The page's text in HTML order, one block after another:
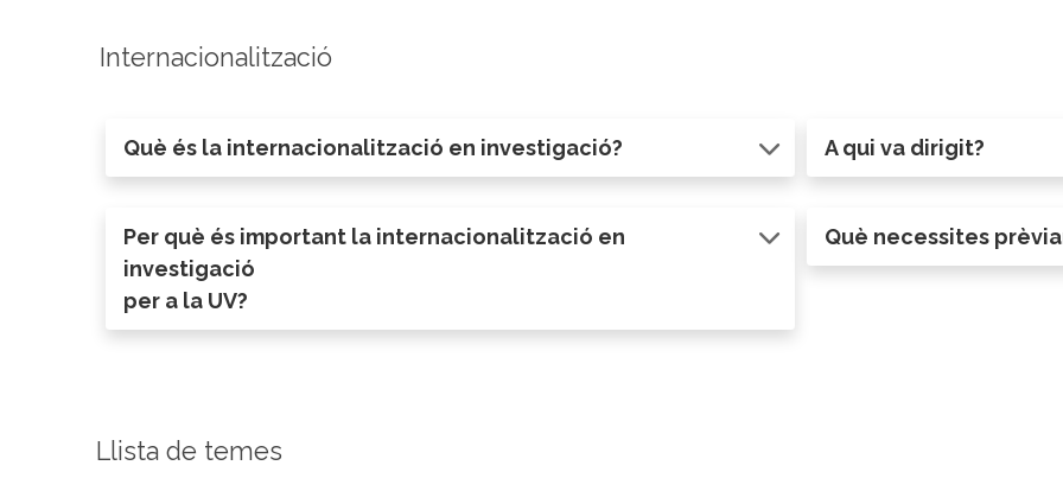
Internacionalització
Què és la internacionalització en investigació?
Per què és important la internacionalització en
investigació
per a la UV?
A qui va dirigit?
Què necessites
Llista de temes